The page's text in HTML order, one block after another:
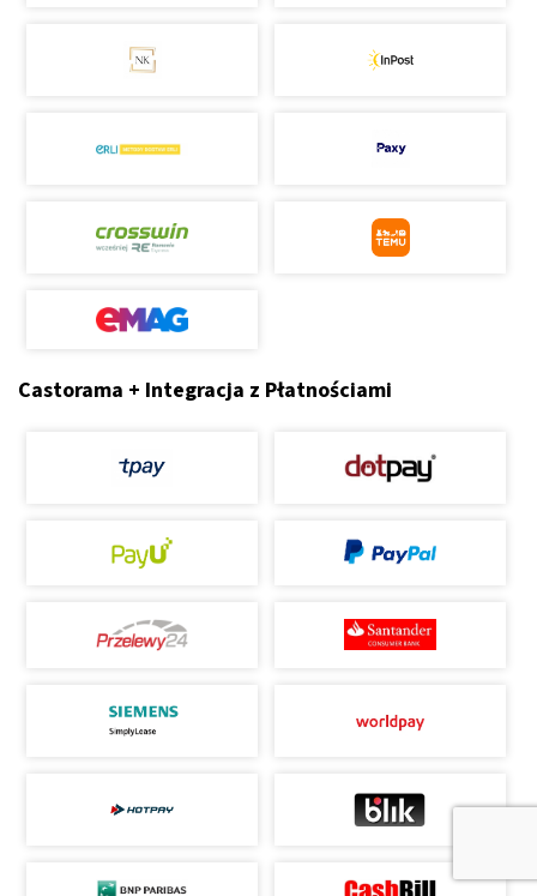
Castorama + Integracja z Płatnościami